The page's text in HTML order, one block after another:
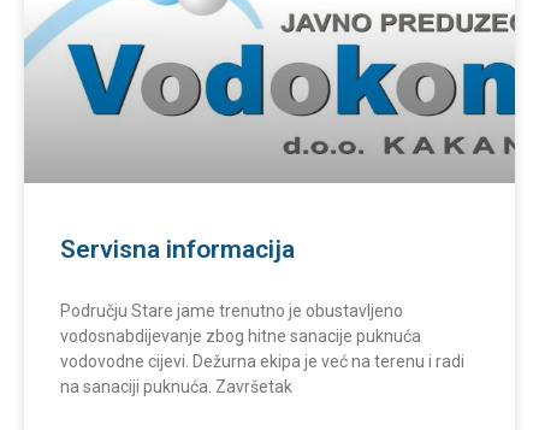
Servisna informacija
Području Stare jame trenutno je obustavljeno
vodosnabdijevanje zbog hitne sanacije puknuća
vodovodne cijevi. Dežurna ekipa je već na terenu i radi
na sanaciji puknuća. Završetak